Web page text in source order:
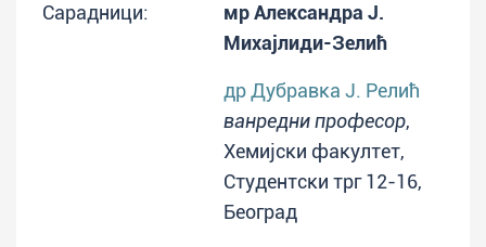
Сарадници:
мр Александра Ј.
Михајлиди-Зелић
др Дубравка Ј. Релић
ванредни професор,
Хемијски факултет,
Студентски трг 12-16,
Београд